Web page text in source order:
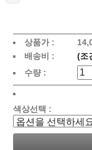
상품가 :
배송비 :
(조
수량 :
색상선택 :